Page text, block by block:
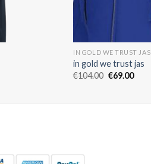
IN GOLD WE TRUST JAS
in gold we trust jas
€104.00 €69.00